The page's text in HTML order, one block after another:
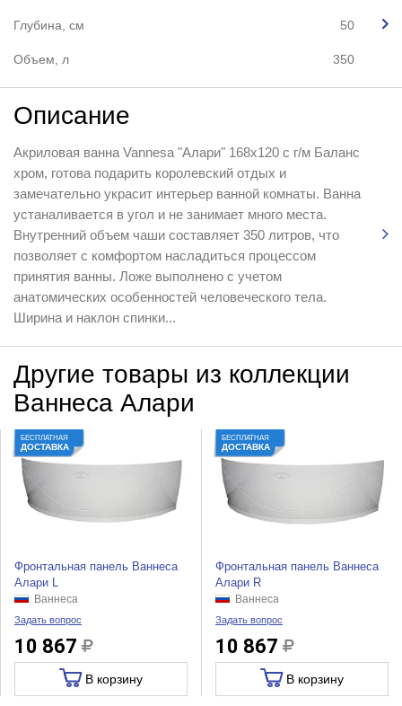
Глубина, см 50
Объем, л 350
Описание
Акриловая ванна Vannesa "Алари" 168x120 с г/м Баланс
хром, готова подарить королевский отдых и
замечательно украсит интерьер ванной комнаты. Ванна
устаналивается в угол и не занимает много места.
Внутренний объем чаши составляет 350 литров, что
позволяет с комфортом насладиться процессом
принятия ванны. Ложе выполнено с учетом
анатомических особенностей человеческого тела.
Ширина и наклон спинки...
Другие товары из коллекции
Ваннеса Алари
БЕСПЛАТНАЯ
ДОСТАВКА
Фронтальная панель Ваннеса
Алари L
Ваннеса
Задать вопрос
10 867
В корзину
БЕСПЛАТНАЯ
ДОСТАВКА
Фронтальная панель Ваннеса
Алари R
Ваннеса
Задать вопрос
10 867
В корзину